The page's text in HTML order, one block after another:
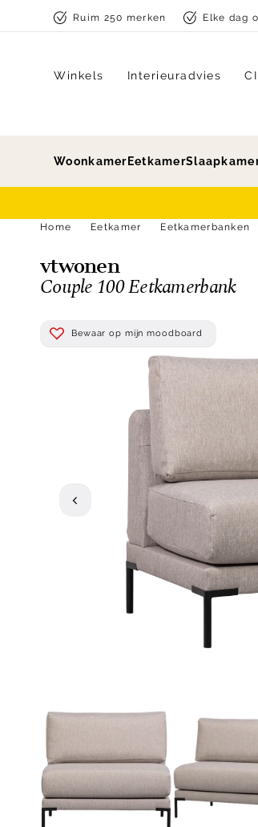
Skip to contentRuim 250 merken Elke dag
Winkels Interieuradvies
Woonkamer Eetkamer
Home
Eetkamer Eetkamerbanken
vtwonen
Couple 100 Eetkamerbank
Bewaar op mijn moodboard